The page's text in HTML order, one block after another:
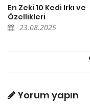
En Zeki 10 Kedi Irkı ve
Özellikleri
23.08.2025
Yorum yapın